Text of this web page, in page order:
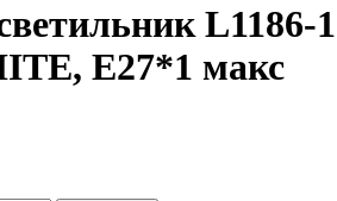
L1186-1
Е27*1 макс